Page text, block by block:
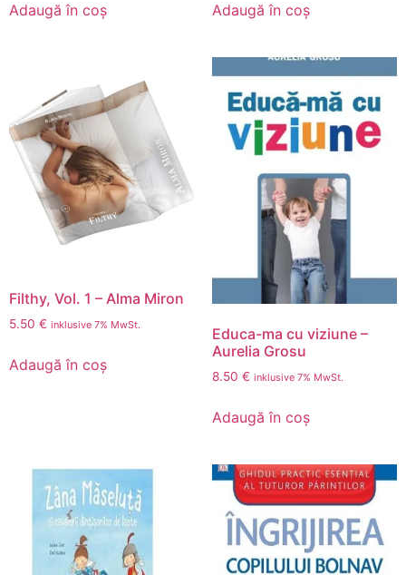
Adaugă în coș Adaugă în coș
Filthy, Vol. 1 – Alma Miron
5.50 € inklusive 7% MwSt.
Adaugă în coș
Educa-ma cu viziune –
Aurelia Grosu
8.50 € inklusive 7% MwSt.
Adaugă în coș